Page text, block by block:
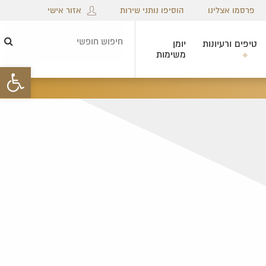
פתח
פרסמו אצלינו הוסיפו נותני שירות אזור אישי
טיפים ורעיונות
יומן
משימות
×